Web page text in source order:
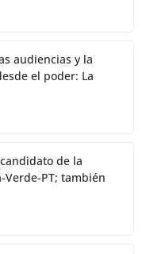
audiencias y la
el poder: La
de la
Verde-PT; también